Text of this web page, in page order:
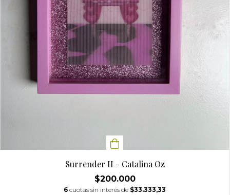
Surrender II - Catalina Oz
$200.000
6 cuotas sin interés de $33.333,33